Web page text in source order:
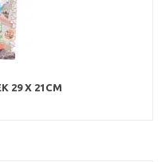
29 X 21CM